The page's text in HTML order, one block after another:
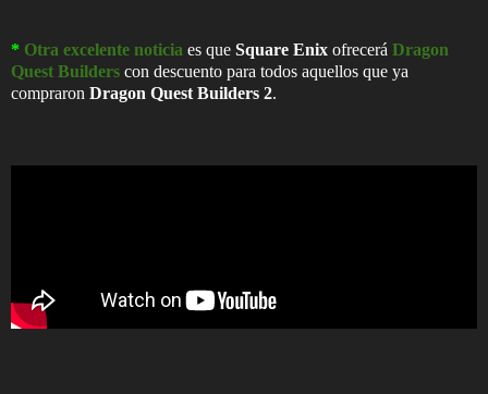
* Otra excelente noticia es que Square Enix ofrecerá Dragon
Quest Builders con descuento para todos aquellos que ya
compraron Dragon Quest Builders 2.